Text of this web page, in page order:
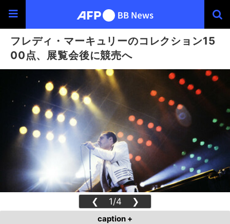
フレディ・マーキュリーのコレクション15
00点、展覧会後に競売へ
❮ 1/4 ❯
caption +